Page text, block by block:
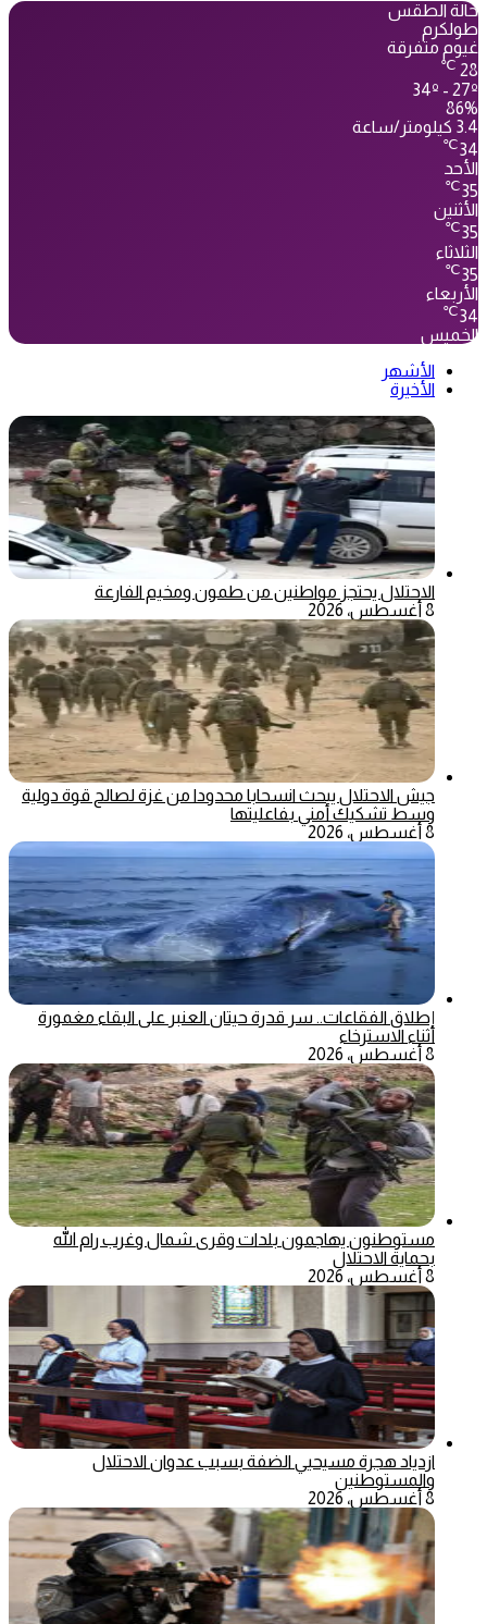
حالة الطقس
طولكرم
غيوم متفرقة
28
℃
34º - 27º
86%
3.4 كيلومتر/ساعة
34
℃
الأحد
35
℃
الأثنين
35
℃
الثلاثاء
35
℃
الأربعاء
34
℃
الخميس
الأشهر
الأخيرة
الاحتلال يحتجز مواطنين من طمون ومخيم الفارعة
8 أغسطس، 2026
جيش الاحتلال يبحث انسحابا محدودا من غزة لصالح قوة دولية
وسط تشكيك أمني بفاعليتها
8 أغسطس، 2026
إطلاق الفقاعات.. سر قدرة حيتان العنبر على البقاء مغمورة
أثناء الاسترخاء
8 أغسطس، 2026
مستوطنون يهاجمون بلدات وقرى شمال وغرب رام الله
بحماية الاحتلال
8 أغسطس، 2026
ازدياد هجرة مسيحيي الضفة بسبب عدوان الاحتلال
والمستوطنين
8 أغسطس، 2026